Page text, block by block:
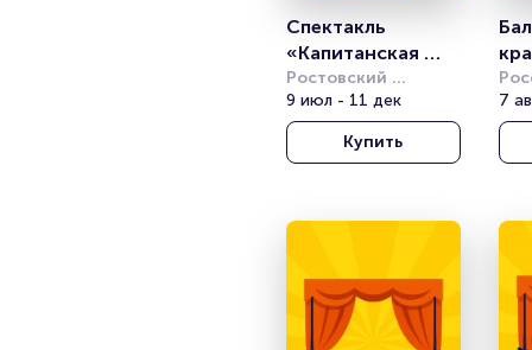
Спектакль
«Капитанская
дочка»
Ростовский
академический
театр драмы им.
М.Горького
9 июл - 11 дек
Купить
7